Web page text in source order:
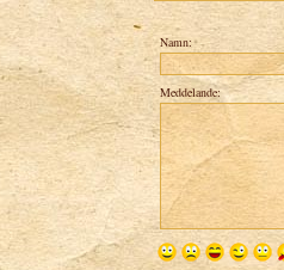
Namn:
Meddelande: